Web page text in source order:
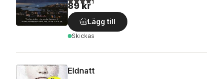
89 kr
Lägg till
Skickas
Eldnatt